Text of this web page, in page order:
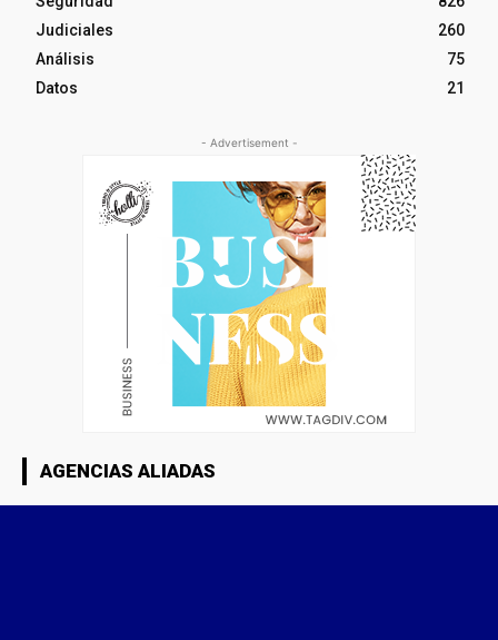
Judiciales
260
Análisis
75
Datos
21
- Advertisement -
AGENCIAS ALIADAS